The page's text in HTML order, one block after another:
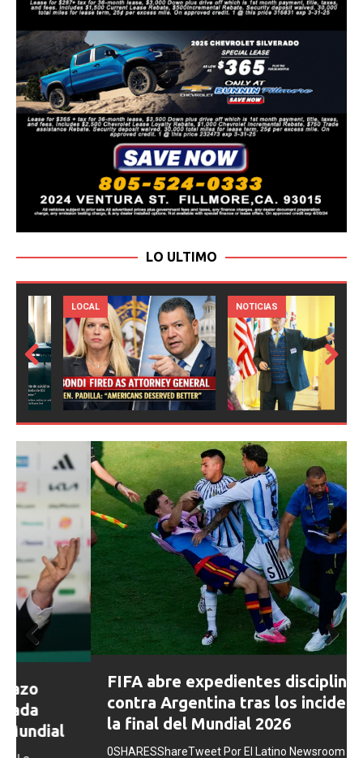
LO ULTIMO
LOCAL NOTICIAS
ious
Next
FIFA abre expedientes disciplinarios
contra Argentina tras los incidentes en
la final del Mundial 2026
0SHARESShareTweet Por El Latino Newsroom La FIFA
Prev